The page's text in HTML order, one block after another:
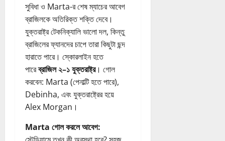
সুবিধা ও Marta-র শেষ ম্যাচের আবেগ
ব্রাজিলকে অতিরিক্ত শক্তি দেবে।
যুক্তরাষ্ট্র টেকনিক্যালি ভালো দল, কিন্তু
ব্রাজিলের ফ্যানদের চাপে তারা কিছুটা ছন্দ
হারাতে পারে। স্কোরলাইন হতে
পারেব্রাজিল ২–১ যুক্তরাষ্ট্র। গোল
করবেন: Marta (পেনাল্টি হতে পারে),
Debinha, এবং যুক্তরাষ্ট্রের হয়ে
Alex Morgan।
Marta গোল করলে আবেগ: